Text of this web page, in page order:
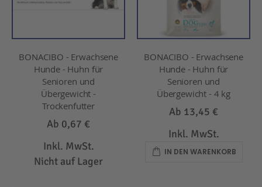
BONACIBO - Erwachsene
Hunde - Huhn für
Senioren und
Übergewicht -
Trockenfutter
Ab 0,67 €
Inkl. MwSt.
Nicht auf Lager
BONACIBO - Erwachsene
Hunde - Huhn für
Senioren und
Übergewicht - 4 kg
Ab 13,45 €
Inkl. MwSt.
IN DEN WARENKORB